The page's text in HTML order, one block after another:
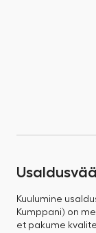
Kuulumine
Kumppani) on
et pakume